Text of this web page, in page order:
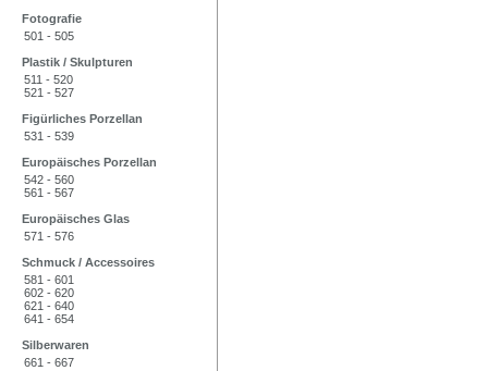
Fotografie
501 - 505
Plastik / Skulpturen
511 - 520
521 - 527
Figürliches Porzellan
531 - 539
Europäisches Porzellan
542 - 560
561 - 567
Europäisches Glas
571 - 576
Schmuck / Accessoires
581 - 601
602 - 620
621 - 640
641 - 654
Silberwaren
661 - 667